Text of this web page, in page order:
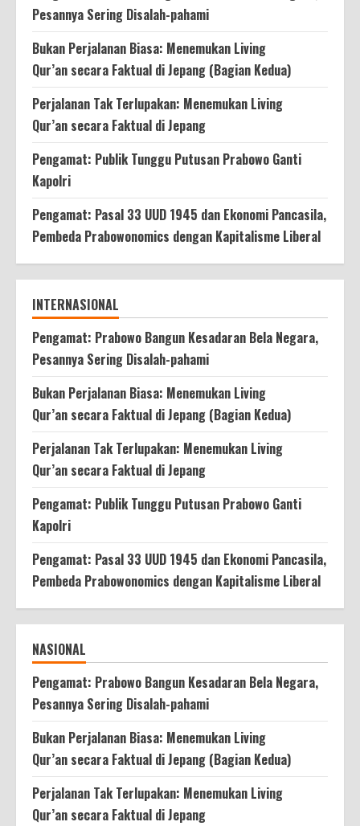
Geopolitik
Pesannya Sering Disalah-pahami
Bukan Perjalanan Biasa: Menemukan Living
Qur’an secara Faktual di Jepang (Bagian Kedua)
Perjalanan Tak Terlupakan: Menemukan Living
Qur’an secara Faktual di Jepang
Pengamat: Publik Tunggu Putusan Prabowo Ganti
Kapolri
Pengamat: Pasal 33 UUD 1945 dan Ekonomi Pancasila,
Pembeda Prabowonomics dengan Kapitalisme Liberal
INTERNASIONAL
Pengamat: Prabowo Bangun Kesadaran Bela Negara,
Pesannya Sering Disalah-pahami
Bukan Perjalanan Biasa: Menemukan Living
Qur’an secara Faktual di Jepang (Bagian Kedua)
Perjalanan Tak Terlupakan: Menemukan Living
Qur’an secara Faktual di Jepang
Pengamat: Publik Tunggu Putusan Prabowo Ganti
Kapolri
Pengamat: Pasal 33 UUD 1945 dan Ekonomi Pancasila,
Pembeda Prabowonomics dengan Kapitalisme Liberal
NASIONAL
Pengamat: Prabowo Bangun Kesadaran Bela Negara,
Pesannya Sering Disalah-pahami
Bukan Perjalanan Biasa: Menemukan Living
Qur’an secara Faktual di Jepang (Bagian Kedua)
Perjalanan Tak Terlupakan: Menemukan Living
Qur’an secara Faktual di Jepang